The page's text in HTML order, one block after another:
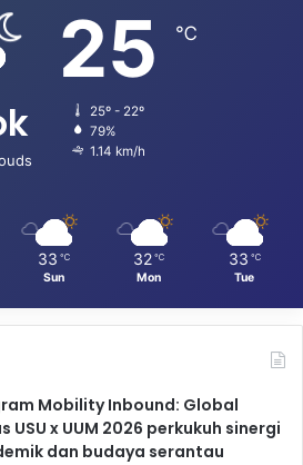
25 ℃
25º - 22º
79%
1.14 km/h
33 ℃
Sun
32 ℃
Mon
33 ℃
Tue
Mobility Inbound: Global
USU x UUM 2026 perkukuh sinergi
dan budaya serantau